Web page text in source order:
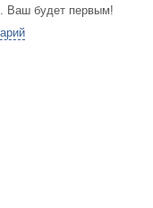
Ваш будет первым!